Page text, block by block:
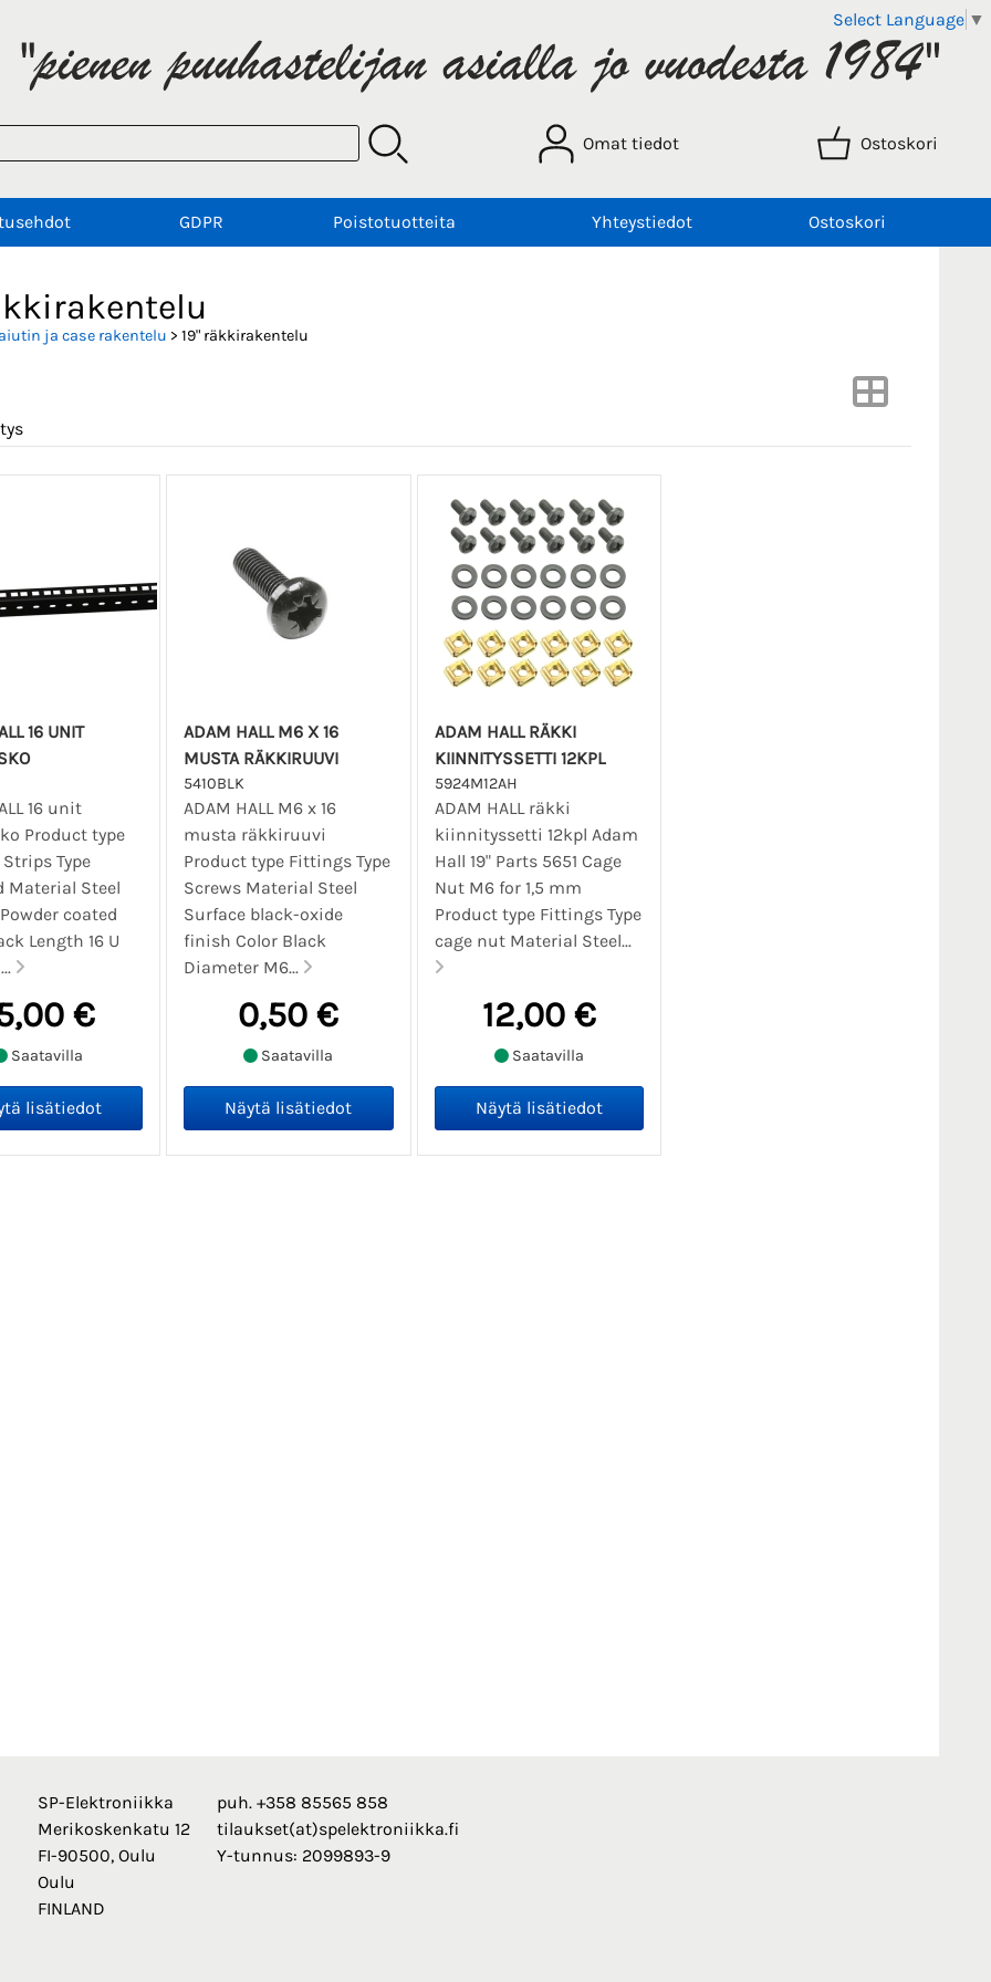
Select Language ▼
Omat tiedot Ostoskori
GDPR Poistotuotteita Yhteystiedot Ostoskori
ja case rakentelu > 19" räkkirakentelu
16 UNIT
16 unit
Product type
Strips Type
Material Steel
coated
Length 16 U
€
Saatavilla
ADAM HALL M6 X 16
MUSTA RÄKKIRUUVI
5410BLK
ADAM HALL M6 x 16
musta räkkiruuvi
Product type Fittings Type
Screws Material Steel
Surface black-oxide
finish Color Black
Diameter M6...
0,50 €
Saatavilla
ADAM HALL RÄKKI
KIINNITYSSETTI 12KPL
5924M12AH
ADAM HALL räkki
kiinnityssetti 12kpl Adam
Hall 19" Parts 5651 Cage
Nut M6 for 1,5 mm
Product type Fittings Type
cage nut Material Steel...
12,00 €
Saatavilla
SP-Elektroniikka
Merikoskenkatu 12
FI-90500, Oulu
Oulu
FINLAND
puh. +358 85565 858
tilaukset(at)spelektroniikka.fi
Y-tunnus: 2099893-9